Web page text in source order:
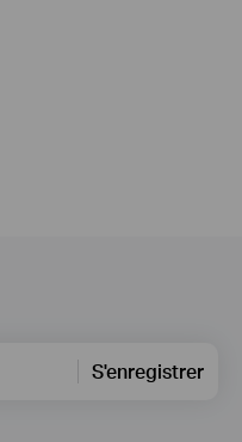
S'enregistrer